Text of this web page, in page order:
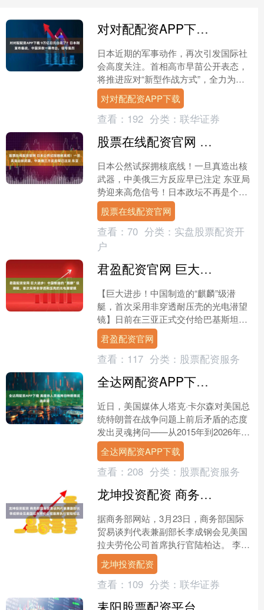
对对配配资APP下载 9万亿日元白花了？日本刚宣布备战，中国深夜一幕传出，信号强烈
日本近期的军事动作，再次引发国际社
会高度关注。首相高市早苗公开表态，
将推进应对“新型作战方式”，全力为长
期战争做好准备，与此同时，日本2026
财年防卫预算正式敲....
对对配配资APP下载
查看： 192 分类： 联华证券
股票在线配资官网 日本公然试探拥核底线！一旦真造出核武器，中美俄三方反应早已注定 东亚
日本公然试探拥核底线！一旦真造出核
武器，中美俄三方反应早已注定 东亚局
势迎来高危信号！日本政坛不再是个别
政客随口妄言，自民党跨派系议员联盟
正式向首相官邸递交建议....
股票在线配资官网
查看： 70 分类： 实盘股票配资开
户
君盈配资官网 巨大进步！中国制造的“麒麟”级潜艇，首次采用非穿透耐压壳的光电潜望镜
【巨大进步！中国制造的“麒麟”级潜
艇，首次采用非穿透耐压壳的光电潜望
镜】日前在三亚正式交付给巴基斯坦海
军的“汉果”/“麒麟”级AIP常规潜艇的首
艇“汉果”号，配....
君盈配资官网
查看： 117 分类： 股票配资服务
全达网配资APP下载 美媒体人灵魂拷问特朗普反战承诺
近日，美国媒体人塔克·卡尔森对美国总
统特朗普在战争问题上前后矛盾的态度
发出灵魂拷问——从2015年到2026年这
十多年间，特朗普曾反复批评美国历届
政府耗费数万亿....
全达网配资APP下载
查看： 208 分类： 股票配资服务
龙坤投资配资 商务部国际贸易谈判代表兼副部长李成钢会见美国拉夫劳伦公司首席执行官陆柏达
据商务部网站，3月23日，商务部国际
贸易谈判代表兼副部长李成钢会见美国
拉夫劳伦公司首席执行官陆柏达。 李成
钢表示，“十五五”规划纲要不仅是中国
发展的“新蓝图”，....
龙坤投资配资
查看： 109 分类： 联华证券